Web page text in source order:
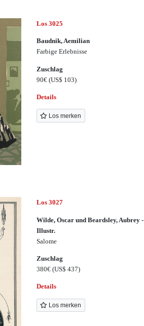
Los 3025
Baudnik, Aemilian
Farbige Erlebnisse
Zuschlag
90€ (US$ 103)
Details
Los merken
Los 3027
Wilde, Oscar und Beardsley, Aubrey -
Illustr.
Salome
Zuschlag
380€ (US$ 437)
Details
Los merken